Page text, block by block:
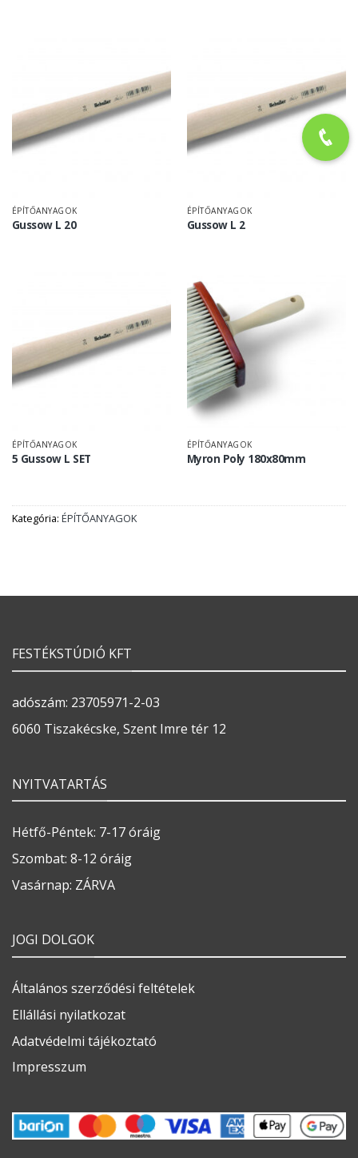
ÉPÍTŐANYAGOK
Gussow L 20
ÉPÍTŐANYAGOK
Gussow L 2
ÉPÍTŐANYAGOK
5 Gussow L SET
ÉPÍTŐANYAGOK
Myron Poly 180x80mm
Kategória: ÉPÍTŐANYAGOK
FESTÉKSTÚDIÓ KFT
adószám: 23705971-2-03
6060 Tiszakécske, Szent Imre tér 12
NYITVATARTÁS
Hétfő-Péntek: 7-17 óráig
Szombat: 8-12 óráig
Vasárnap: ZÁRVA
JOGI DOLGOK
Általános szerződési feltételek
Ellállási nyilatkozat
Adatvédelmi tájékoztató
Impresszum